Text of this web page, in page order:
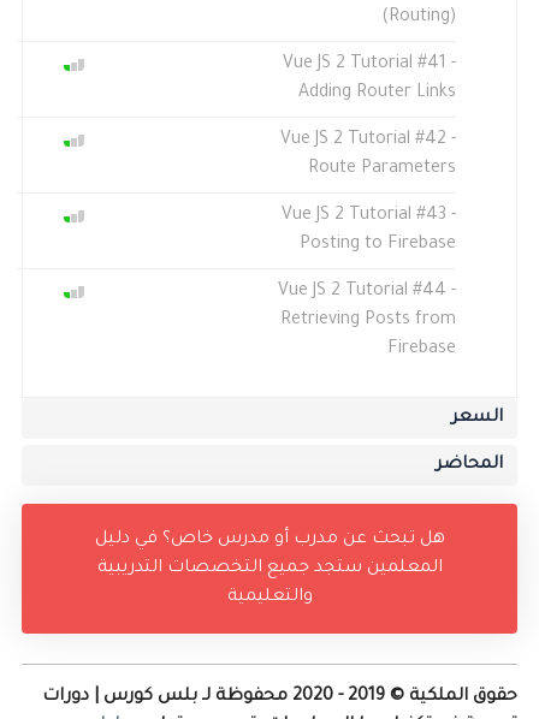
(Routing)
Vue JS 2 Tutorial #41 -
Adding Router Links
Vue JS 2 Tutorial #42 -
Route Parameters
Vue JS 2 Tutorial #43 -
Posting to Firebase
Vue JS 2 Tutorial #44 -
Retrieving Posts from
Firebase
السعر
المحاضر
هل تبحث عن مدرب أو مدرس خاص؟ في دليل
المعلمين ستجد جميع التخصصات التدريبية
والتعليمية
حقوق الملكية © 2019 - 2020 محفوظة لـ بلس كورس | دورات